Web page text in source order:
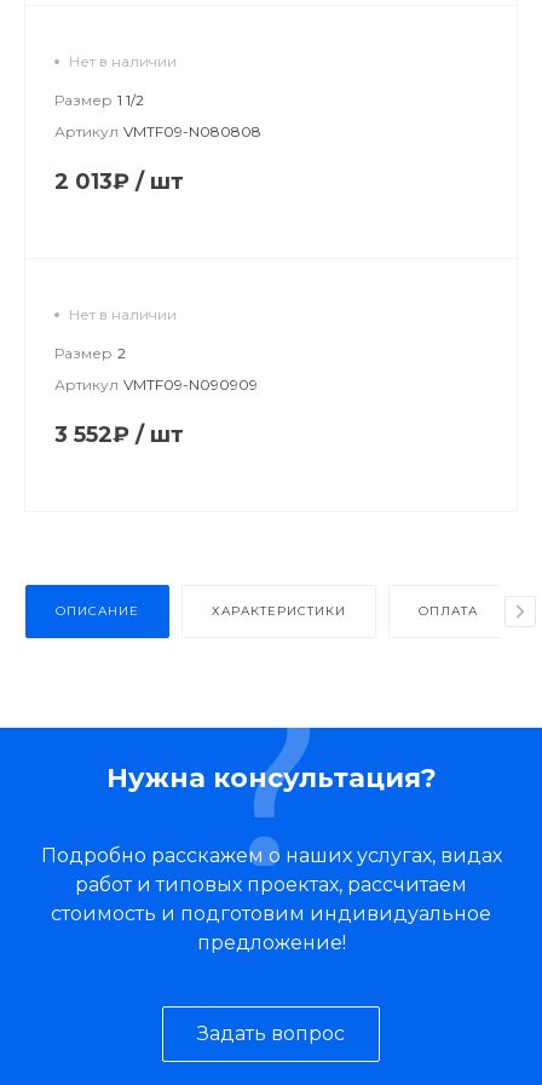
Нет в наличии
Размер 1 1/2
Артикул VMTF09-N080808
2 013₽ / шт
Нет в наличии
Размер 2
Артикул VMTF09-N090909
3 552₽ / шт
ОПИСАНИЕ ХАРАКТЕРИСТИКИ ОПЛАТА
Нужна консультация?
Подробно расскажем о наших услугах, видах
работ и типовых проектах, рассчитаем
стоимость и подготовим индивидуальное
предложение!
Задать вопрос